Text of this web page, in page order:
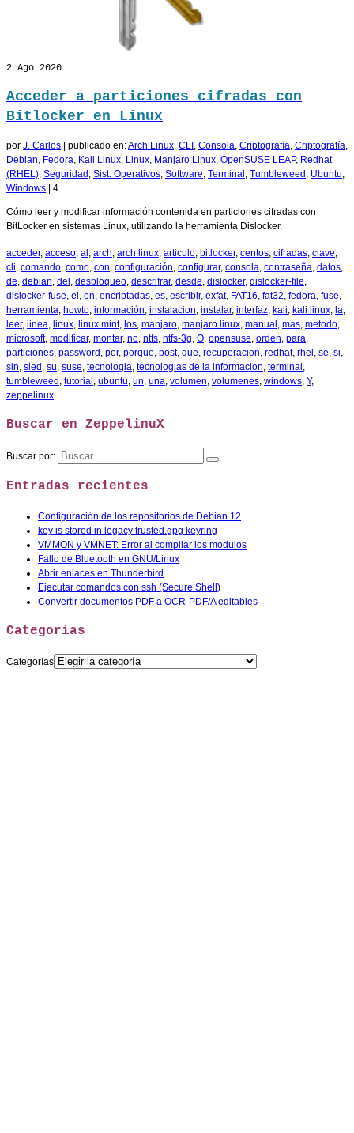
2 Ago 2020
Acceder a particiones cifradas con
Bitlocker en Linux
por J. Carlos publicado en:Arch Linux, CLI , Consola, Criptografía, Criptografía,
Debian, Fedora, Kali Linux, Linux, Manjaro Linux, OpenSUSE LEAP, Redhat
(RHEL), Seguridad , Sist. Operativos, Software, Terminal , Tumbleweed , Ubuntu,
Windows
4
Cómo leer y modificar información contenida en particiones cifradas con
BitLocker en sistemas Linux, utilizando la herramienta Dislocker.
acceder, acceso, al , arch, arch linux, articulo, bitlocker, centos, cifradas, clave,
cli, comando, como, con, configuración, configurar, consola, contraseña, datos,
de, debian, del , desbloqueo, descrifrar, desde, dislocker, dislocker-file,
dislocker-fuse, el , en, encriptadas, es, escribir, exfat, FAT16, fat32, fedora, fuse,
herramienta, howto, información, instalacion, instalar, interfaz, kali, kali linux, la,
leer, linea, linux, linux mint, los, manjaro, manjaro linux, manual , mas, metodo,
microsoft, modificar, montar, no, ntfs, ntfs-3g, O, opensuse, orden, para,
particiones, password , por, porque, post, que, recuperacion, redhat, rhel , se, si,
sin, sled , su, suse, tecnologia, tecnologias de la informacion, terminal ,
tumbleweed , tutorial , ubuntu, un, una, volumen, volumenes, windows, Y,
zeppelinux
Buscar en ZeppelinuX
Buscar por:
Entradas recientes
Configuración de los repositorios de Debian 12
key is stored in legacy trusted.gpg keyring
VMMON y VMNET: Error al compilar los modulos
Fallo de Bluetooth en GNU/Linux
Abrir enlaces en Thunderbird
Ejecutar comandos con ssh (Secure Shell)
Convertir documentos PDF a OCR-PDF/A editables
Categorías
Categorías